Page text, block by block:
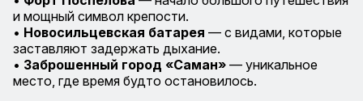
и мощный символ крепости.
• Новосильцевская батарея — с видами, которые
заставляют задержать дыхание.
• Заброшенный город «Саман» — уникальное
место, где время будто остановилось.